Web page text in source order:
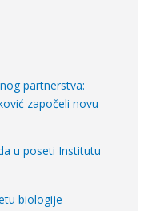
partnerstva:
započeli novu
u poseti Institutu
biologije